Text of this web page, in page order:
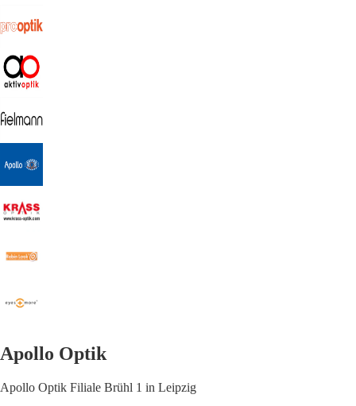
Apollo Optik
Apollo Optik Filiale Brühl 1 in Leipzig